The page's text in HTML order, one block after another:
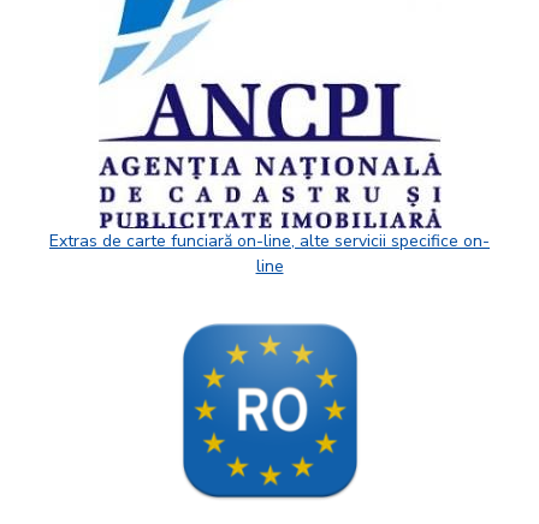
Extras de carte funciară on-line, alte servicii specifice on-
line